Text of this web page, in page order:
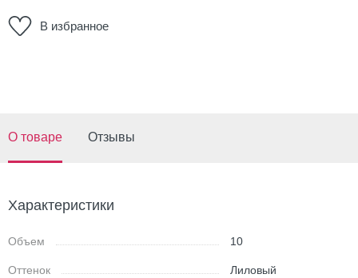
В избранное
О товаре Отзывы
Характеристики
Объем 10
Оттенок Лиловый